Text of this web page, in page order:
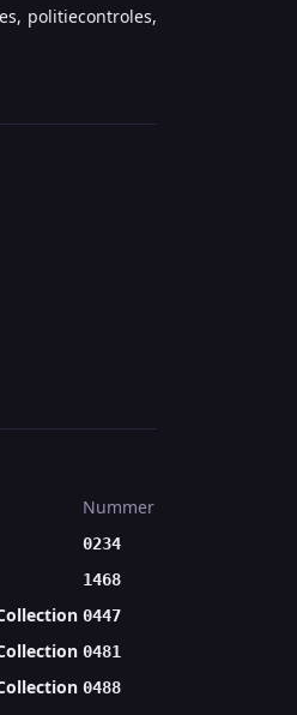
politiecontroles,
Nummer
0234
1468
0447
0481
0488